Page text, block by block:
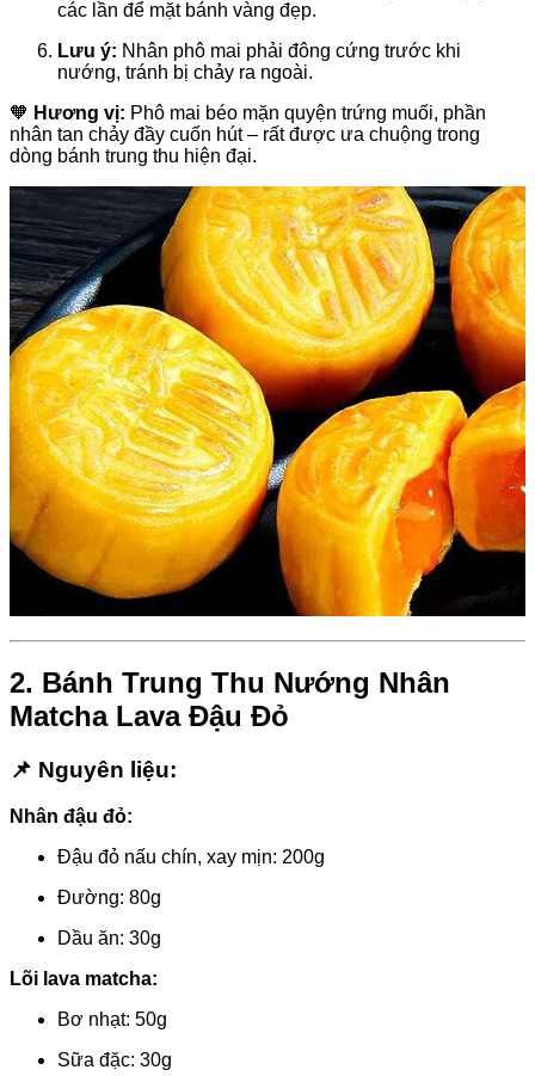
các lần để mặt bánh vàng đẹp.
Lưu ý: Nhân phô mai phải đông cứng trước khi
nướng, tránh bị chảy ra ngoài.
🧡 Hương vị: Phô mai béo mặn quyện trứng muối, phần
nhân tan chảy đầy cuốn hút – rất được ưa chuộng trong
dòng bánh trung thu hiện đại.
2. Bánh Trung Thu Nướng Nhân
Matcha Lava Đậu Đỏ
📌 Nguyên liệu:
Nhân đậu đỏ:
Đậu đỏ nấu chín, xay mịn: 200g
Đường: 80g
Dầu ăn: 30g
Lõi lava matcha:
Bơ nhạt: 50g
Sữa đặc: 30g